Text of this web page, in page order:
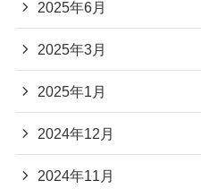
2025年6月
2025年3月
2025年1月
2024年12月
2024年11月